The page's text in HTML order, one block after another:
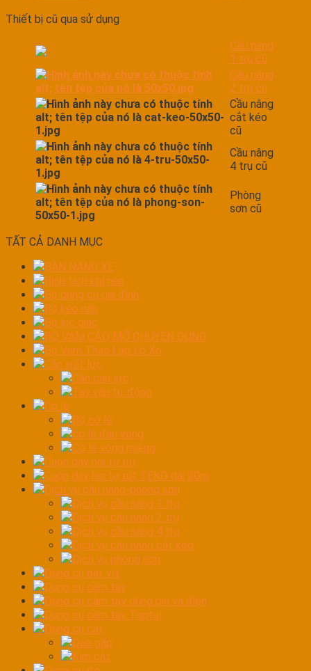
Thiết bị cũ qua sử dụng
Cầu nâng
1 trụ cũ
Cầu nâng
2 trụ cũ
Cầu nâng
cắt kéo
cũ
Cầu nâng
4 trụ cũ
Phòng
sơn cũ
TẤT CẢ DANH MỤC
BÀN NÁNG XE
Bình tích khí nén
Bộ dụng cụ gia đình
Bộ kéo nắn
Bộ lục giác
BỘ VAM CẢO MỞ CHUYÊN DỤNG
Bộ Vam Tháo Lắp Lò Xo
Cần xiết lực
Cần cân lực
Tay vặn tự động
Cờ lê
Bộ cờ lê
cờ lê đầu vòng
Cờ lê vòng miệng
Cuộn dây hơi tự rút
Cuộn dây hơi tự rút TEKO dài 20m
Dịch vụ cầu nâng-phòng sơn
Dịch vụ cầu nâng 1 trụ
Dịch vụ cầu nâng 2 trụ
Dịch vụ cầu nâng 4 trụ
Dịch vụ cầu nâng cắt kéo
Dịch vụ phòng sơn
Dụng cụ bắt vít
Dụng cụ cầm tay
Dụng cụ cầm tay dùng pin và điện
Dụng cụ cầm tay Toptul
Dụng cụ cắt
Dao gấp
Kìm cắt